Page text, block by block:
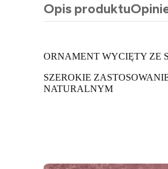
Opis produktu
ORNAMENT WYCIĘTY ZE
SZEROKIE
NATURALNYM